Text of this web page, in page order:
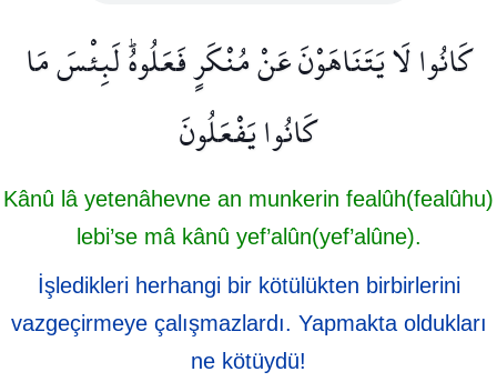
كَانُوا لَا يَتَنَاهَوْنَ عَنْ مُنْكَرٍ فَعَلُوهُۜ لَبِئْسَ مَا
كَانُوا يَفْعَلُونَ
Kânû lâ yetenâhevne an munkerin fealûh(fealûhu)
lebi’se mâ kânû yef’alûn(yef’alûne).
İşledikleri herhangi bir kötülükten birbirlerini
vazgeçirmeye çalışmazlardı. Yapmakta oldukları
ne kötüydü!